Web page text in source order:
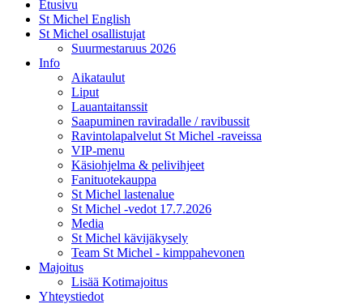
Etusivu
St Michel English
St Michel osallistujat
Suurmestaruus 2026
Info
Aikataulut
Liput
Lauantaitanssit
Saapuminen raviradalle / ravibussit
Ravintolapalvelut St Michel -raveissa
VIP-menu
Käsiohjelma & pelivihjeet
Fanituotekauppa
St Michel lastenalue
St Michel -vedot 17.7.2026
Media
St Michel kävijäkysely
Team St Michel - kimppahevonen
Majoitus
Lisää Kotimajoitus
Yhteystiedot